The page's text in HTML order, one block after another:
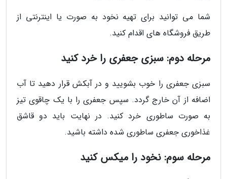
شما می توانید برای تهیه نخود به صورت یا اینترنتی از
طریق فروشگاه های اقدام کنید.
مرحله دوم: سبزی جعفری را خرد کنید
سبزی جعفری را خوب بشویید و در آبکش قرار دهید تا آب
اضافه از آن خارج گردد. سپس جعفری را با یک چاقوی تیز
به صورت ساطوری خرد کنید. در نهایت باید دو قاشق
غذاخوری جعفری ساطوری شده داشته باشید.
مرحله سوم: نخود را میکس کنید